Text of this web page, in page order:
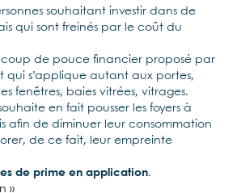
souhaitant investir dans de
qui sont freinés par le coût du
coup de pouce financier proposé par
qui s’applique autant aux portes,
fenêtres, baies vitrées, vitrages.
en fait pousser les foyers à
afin de diminuer leur consommation
de ce fait, leur empreinte
de prime en application.
»